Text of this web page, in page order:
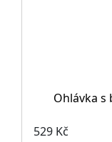
Ohlávka s
529 Kč